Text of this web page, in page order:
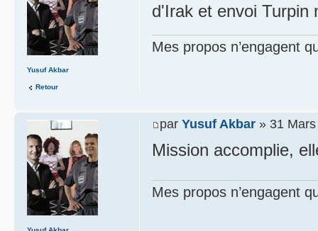
d'Irak et envoi Turpin
Mes propos n’engagent
Yusuf Akbar
Retour
par Yusuf Akbar » 31
Mission accomplie,
Mes propos n’engagent